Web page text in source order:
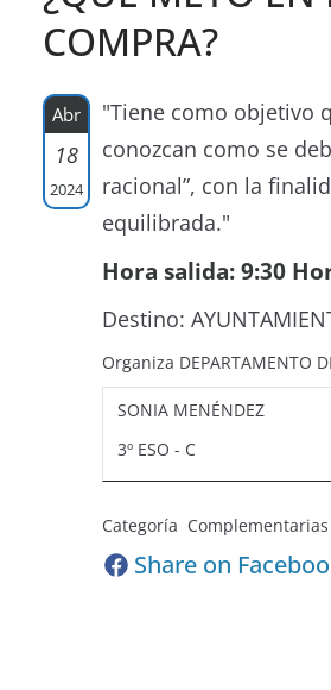
COMPRA?
Abr
18
2024
"Tiene como objetivo
conozcan como se
racional”, con la
equilibrada."
Hora salida: 9:30
Destino:
Organiza DEPARTAMENTO
SONIA MENÉNDEZ
3º ESO - C
Categoría Complementarias
Share on